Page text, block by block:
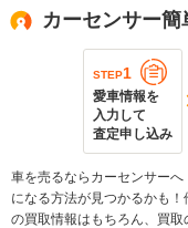
カーセンサー
STEP1
愛車情報を
入力して
査定申し込み
車を売るならカーセンサー
になる方法が見つかるかも
の買取情報はもちろん、買